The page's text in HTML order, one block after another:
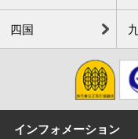
四国
インフォメーション